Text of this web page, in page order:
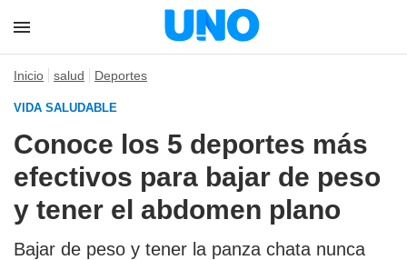
Inicio salud Deportes
VIDA SALUDABLE
Conoce los 5 deportes más
efectivos para bajar de peso
y tener el abdomen plano
Bajar de peso y tener la panza chata nunca